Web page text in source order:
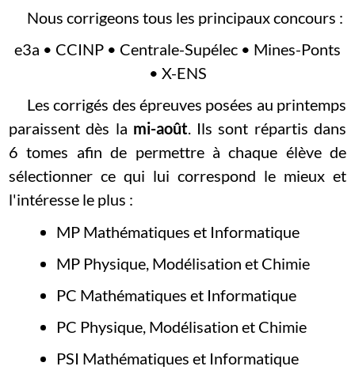
Nous corrigeons tous les principaux concours :
e3a • CCINP • Centrale-Supélec • Mines-Ponts
• X-ENS
Les corrigés des épreuves posées au printemps
paraissent dès la mi-août. Ils sont répartis dans
6 tomes afin de permettre à chaque élève de
sélectionner ce qui lui correspond le mieux et
l'intéresse le plus :
MP Mathématiques et Informatique
MP Physique, Modélisation et Chimie
PC Mathématiques et Informatique
PC Physique, Modélisation et Chimie
PSI Mathématiques et Informatique